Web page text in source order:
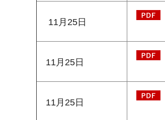
11月25日
11月25日
11月25日